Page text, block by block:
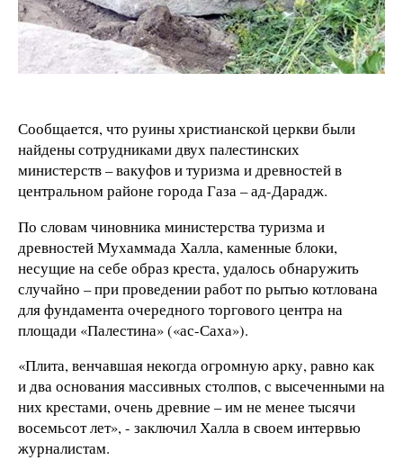
Сообщается, что руины христианской церкви были
найдены сотрудниками двух палестинских
министерств – вакуфов и туризма и древностей в
центральном районе города Газа – ад-Дарадж.
По словам чиновника министерства туризма и
древностей Мухаммада Халла, каменные блоки,
несущие на себе образ креста, удалось обнаружить
случайно – при проведении работ по рытью котлована
для фундамента очередного торгового центра на
площади «Палестина» («ас-Саха»).
«Плита, венчавшая некогда огромную арку, равно как
и два основания массивных столпов, с высеченными на
них крестами, очень древние – им не менее тысячи
восемьсот лет», - заключил Халла в своем интервью
журналистам.